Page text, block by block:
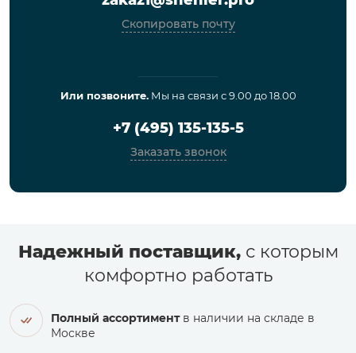
Скопировать почту
Или позвоните.Мы на связи с 9.00 до 18.00
+7 (495) 135-135-5
Заказать звонок
Надежный поставщик,с которым
комфортно работать
Полный ассортиментв наличии на складе в
Москве